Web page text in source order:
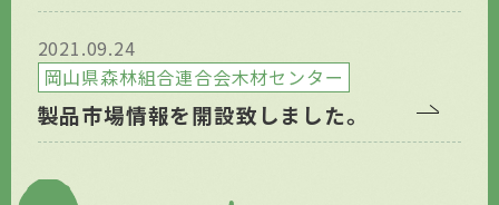
2021.09.24
岡山県森林組合連合会木材センター
製品市場情報を開設致しました。